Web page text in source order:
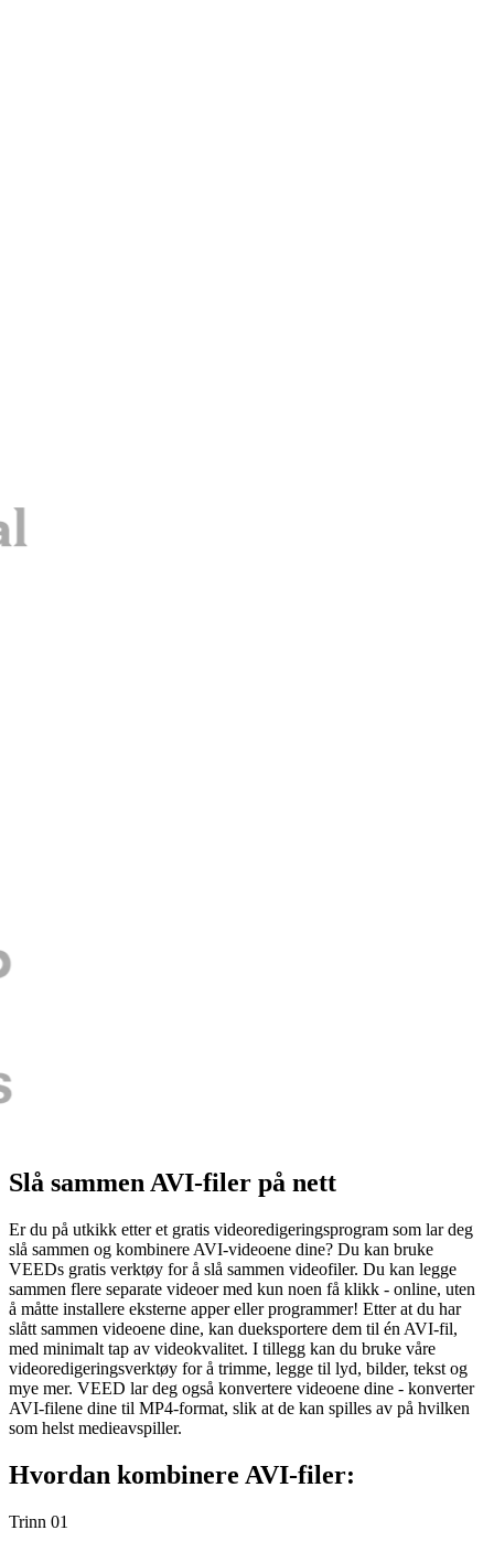
Slå sammen AVI-filer på nett
Er du på utkikk etter et gratis videoredigeringsprogram som lar deg
slå sammen og kombinere AVI-videoene dine? Du kan bruke
VEEDs gratis verktøy for å slå sammen videofiler. Du kan legge
sammen flere separate videoer med kun noen få klikk - online, uten
å måtte installere eksterne apper eller programmer! Etter at du har
slått sammen videoene dine, kan dueksportere dem til én AVI-fil,
med minimalt tap av videokvalitet. I tillegg kan du bruke våre
videoredigeringsverktøy for å trimme, legge til lyd, bilder, tekst og
mye mer. VEED lar deg også konvertere videoene dine - konverter
AVI-filene dine til MP4-format, slik at de kan spilles av på hvilken
som helst medieavspiller.
Hvordan kombinere AVI-filer:
Trinn 01